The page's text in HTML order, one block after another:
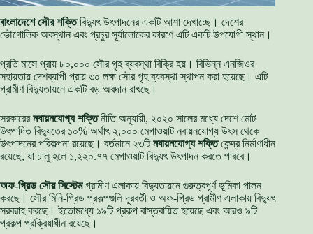
বাংলাদেশে সৌর শক্তিবিদ্যুৎ উৎপাদনের একটি আশা দেখাচ্ছে। দেশের
ভৌগোলিক অবস্থান এবং প্রচুর সূর্যালোকের কারণে এটি একটি উপযোগী স্থান।
প্রতি মাসে প্রায় ৮০,০০০ সৌর গৃহ ব্যবস্থা বিক্রি হয়। বিভিন্ন এনজিওর
সহায়তায় দেশব্যাপী প্রায় ৩০ লক্ষ সৌর গৃহ ব্যবস্থা স্থাপন করা হয়েছে। এটি
গ্রামীণ বিদ্যুতায়নে একটি বড় অবদান রাখছে।
সরকারেরনবায়নযোগ্য শক্তিনীতি অনুযায়ী, ২০২০ সালের মধ্যে দেশে মোট
উৎপাদিত বিদ্যুতের ১০% অর্থাৎ ২,০০০ মেগাওয়াট নবায়নযোগ্য উৎস থেকে
উৎপাদনের পরিকল্পনা রয়েছে। বর্তমানে ২৩টিনবায়নযোগ্য শক্তিকেন্দ্র নির্মাণাধীন
রয়েছে, যা চালু হলে ১,২২০.৭৭ মেগাওয়াট বিদ্যুৎ উৎপাদন করতে পারবে।
অফ-গ্রিড সৌর সিস্টেমগ্রামীণ এলাকায় বিদ্যুতায়নে গুরুত্বপূর্ণ ভূমিকা পালন
করছে। সৌর মিনি-গ্রিড প্রকল্পগুলি দূরবর্তী ও অফ-গ্রিড গ্রামীণ এলাকায় বিদ্যুৎ
সরবরাহ করছে। ইতোমধ্যে ১৯টি প্রকল্প বাস্তবায়িত হয়েছে এবং আরও ৯টি
প্রকল্প প্রক্রিয়াধীন রয়েছে।